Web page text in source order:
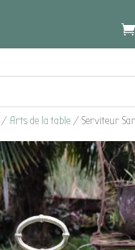
/ Arts de la table/ Serviteur